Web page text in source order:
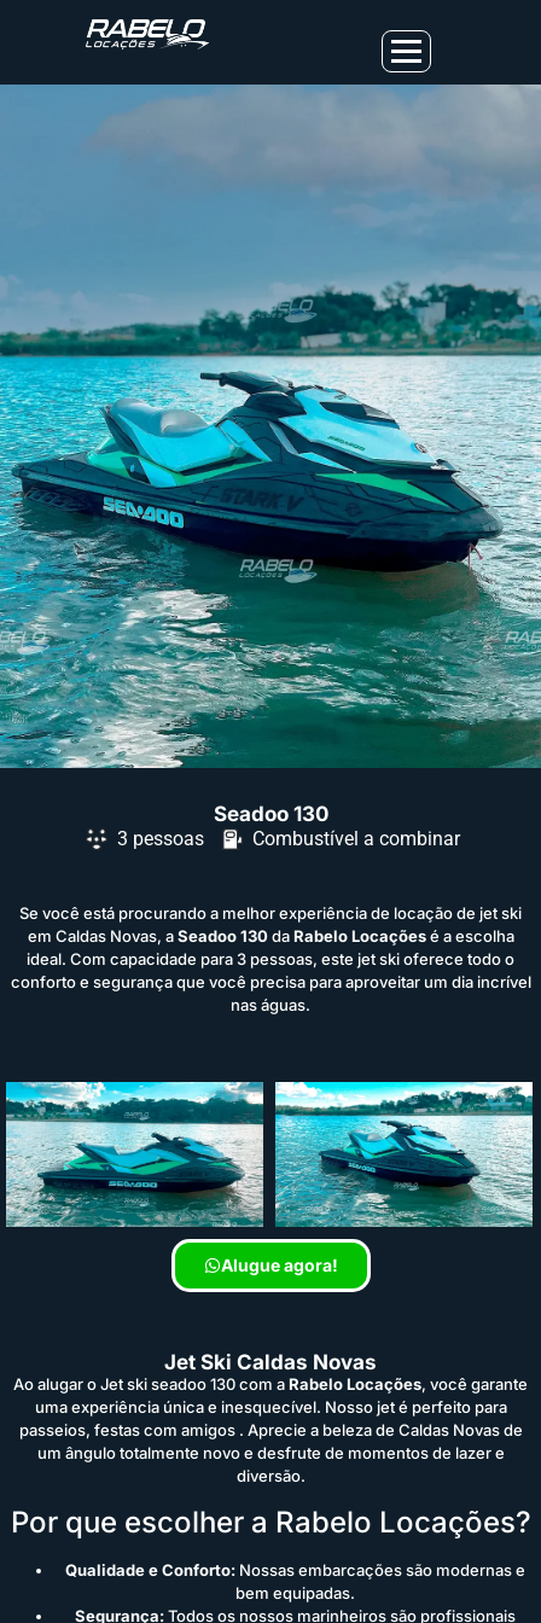
Seadoo 130
3 pessoas Combustível a combinar
Se você está procurando a melhor experiência de locação de jet ski
em Caldas Novas, aSeadoo 130daRabelo Locaçõesé a escolha
ideal. Com capacidade para 3 pessoas, este jet ski oferece todo o
conforto e segurança que você precisa para aproveitar um dia incrível
nas águas.
Alugue agora!
Jet Ski Caldas Novas
Ao alugar o Jet ski seadoo 130 com aRabelo Locações, você garante
uma experiência única e inesquecível. Nosso jet é perfeito para
passeios, festas com amigos . Aprecie a beleza de Caldas Novas de
um ângulo totalmente novo e desfrute de momentos de lazer e
diversão.
Por que escolher a Rabelo Locações?
Qualidade e Conforto:Nossas embarcações são modernas e
bem equipadas.
Segurança:Todos os nossos marinheiros são profissionais